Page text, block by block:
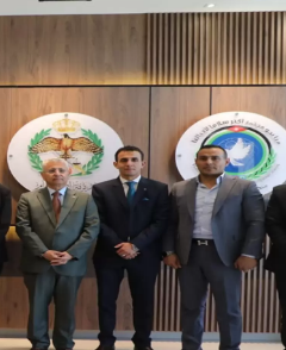
الملك يتلقى اتصالا هاتفيا من العاهل البحريني